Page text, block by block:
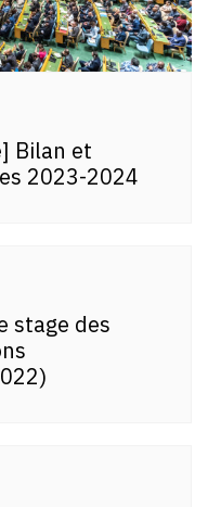
Bilan et
2023-2024
stage des